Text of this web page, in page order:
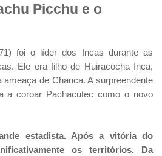
Picchu e o
foi o líder dos Incas durante as
Ele era filho de Huiracocha Inca,
de Chanca. A surpreendente
a coroar Pachacutec como o novo
estadista. Após a vitória do
os territórios. Da